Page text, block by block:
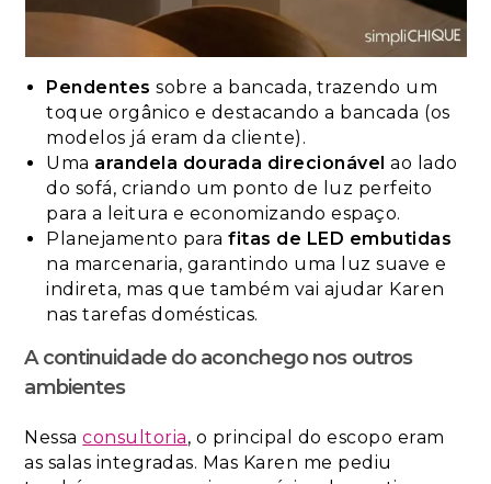
Pendentessobre a bancada, trazendo um
toque orgânico e destacando a bancada (os
modelos já eram da cliente).
Uma arandela dourada direcionável ao lado
do sofá, criando um ponto de luz perfeito
para a leitura e economizando espaço.
Planejamento parafitas de LED embutidas
na marcenaria, garantindo uma luz suave e
indireta, mas que também vai ajudar Karen
nas tarefas domésticas.
A continuidade do aconchego nos outros
ambientes
Nessaconsultoria, o principal do escopo eram
as salas integradas. Mas Karen me pediu